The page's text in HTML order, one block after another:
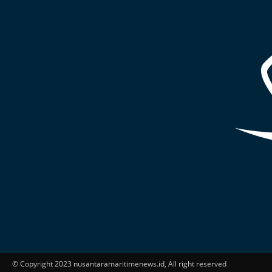
© Copyright 2023 nusantaramaritimenews.id, All right reserved